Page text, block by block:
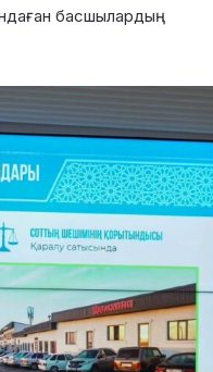
басшылардың